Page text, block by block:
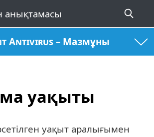
Antivirus – Мазмұны
уақыты
уақыт аралығымен